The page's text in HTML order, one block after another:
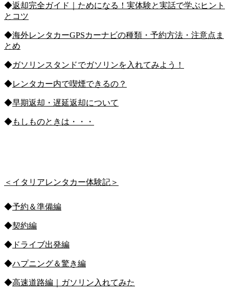
◆返却完全ガイド｜ためになる！実体験と実話で学ぶヒント
とコツ
◆海外レンタカーGPSカーナビの種類・予約方法・注意点ま
とめ
◆ガソリンスタンドでガソリンを入れてみよう！
◆レンタカー内で喫煙できるの？
◆早期返却・遅延返却について
◆もしものときは・・・
＜イタリアレンタカー体験記＞
◆予約＆準備編
◆契約編
◆ ドライブ出発編
◆ハプニング＆驚き編
◆高速道路編｜ガソリン入れてみた